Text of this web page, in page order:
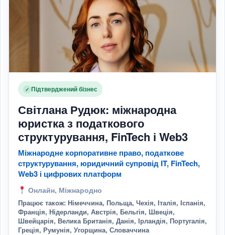
✓ Підтверджений бізнес
Світлана Рудюк: міжнародна
юристка з податкового
структурування, FinTech і Web3
Міжнародне корпоративне право, податкове
структурування, юридичний супровід IT, FinTech,
Web3 і цифрових платформ
Онлайн, Міжнародно
Працює також: Німеччина, Польща, Чехія, Італія, Іспанія,
Франція, Нідерланди, Австрія, Бельгія, Швеція,
Швейцарія, Велика Британія, Данія, Ірландія, Португалія,
Греція, Румунія, Угорщина, Словаччина